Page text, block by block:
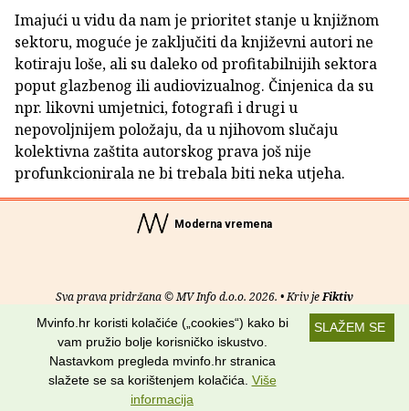
Imajući u vidu da nam je prioritet stanje u knjižnom
sektoru, moguće je zaključiti da književni autori ne
kotiraju loše, ali su daleko od profitabilnijih sektora
poput glazbenog ili audiovizualnog. Činjenica da su
npr. likovni umjetnici, fotografi i drugi u
nepovoljnijem položaju, da u njihovom slučaju
kolektivna zaštita autorskog prava još nije
profunkcionirala ne bi trebala biti neka utjeha.
Moderna vremena
Sva prava pridržana © MV Info d.o.o. 2026. • Kriv jeFiktiv
Uvjeti korištenja RSS kanali
Potraži nas na:
SLAŽEM SE
Mvinfo.hr koristi kolačiće („cookies“) kako bi
vam pružio bolje korisničko iskustvo.
Nastavkom pregleda mvinfo.hr stranica
slažete se sa korištenjem kolačića. Više
informacija